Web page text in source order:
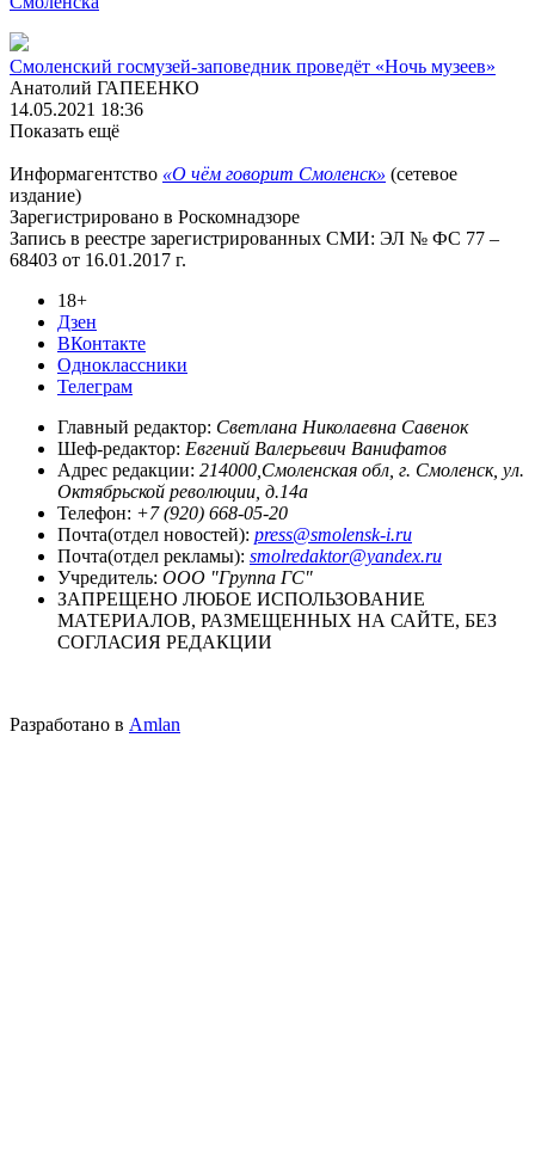
Смоленский госмузей-заповедник проведёт «Ночь музеев»
Анатолий ГАПЕЕНКО
14.05.2021 18:36
Показать ещё
Информагентство «О чём говорит Смоленск» (сетевое
издание)
Зарегистрировано в Роскомнадзоре
Запись в реестре зарегистрированных СМИ: ЭЛ № ФС 77 –
68403 от 16.01.2017 г.
18+
Дзен
ВКонтакте
Одноклассники
Телеграм
Главный редактор: Светлана Николаевна Савенок
Шеф-редактор: Евгений Валерьевич Ванифатов
Адрес редакции: 214000,Смоленская обл, г. Смоленск, ул.
Октябрьской революции, д.14а
Телефон: +7 (920) 668-05-20
Почта(отдел новостей): press@smolensk-i.ru
Почта(отдел рекламы): smolredaktor@yandex.ru
Учредитель: ООО "Группа ГС"
ЗАПРЕЩЕНО ЛЮБОЕ ИСПОЛЬЗОВАНИЕ
МАТЕРИАЛОВ, РАЗМЕЩЕННЫХ НА САЙТЕ, БЕЗ
СОГЛАСИЯ РЕДАКЦИИ
Разработано в Amlan